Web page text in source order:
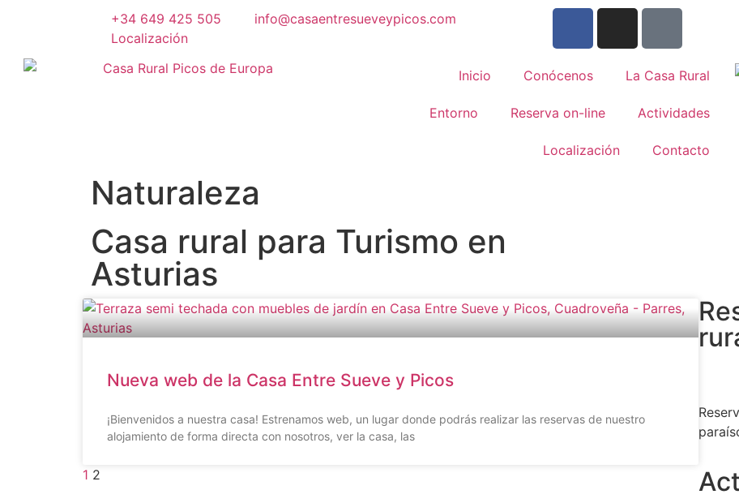
+34 649 425 505
info@casaentresueveypicos.com
Localización
Inicio Conócenos La Casa Rural
Entorno Reserva on-line Actividades
Localización Contacto
Naturaleza
Casa rural para Turismo en
Asturias
Nueva web de la Casa Entre Sueve y Picos
¡Bienvenidos a nuestra casa! Estrenamos web, un lugar donde podrás realizar las reservas de nuestro
alojamiento de forma directa con nosotros, ver la casa, las
1 2